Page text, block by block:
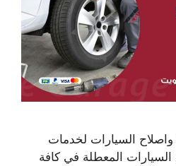
واصلاح السيارات لخدمات
السيارات المعطلة في كافة